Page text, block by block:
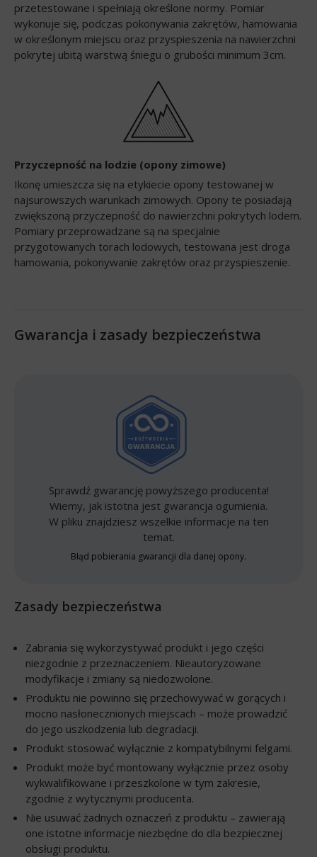
przetestowane i spełniają określone normy. Pomiar
wykonuje się, podczas pokonywania zakrętów, hamowania
w określonym miejscu oraz przyspieszenia na nawierzchni
pokrytej ubitą warstwą śniegu o grubości minimum 3cm.
Przyczepność na lodzie (opony zimowe)
Ikonę umieszcza się na etykiecie opony testowanej w
najsurowszych warunkach zimowych. Opony te posiadają
zwiększoną przyczepność do nawierzchni pokrytych lodem.
Pomiary przeprowadzane są na specjalnie
przygotowanych torach lodowych, testowana jest droga
hamowania, pokonywanie zakrętów oraz przyspieszenie.
Gwarancja i zasady bezpieczeństwa
Sprawdź gwarancję powyższego producenta!
Wiemy, jak istotna jest gwarancja ogumienia.
W pliku znajdziesz wszelkie informacje na ten
temat.
Błąd pobierania gwarancji dla danej opony.
Zasady bezpieczeństwa
Zabrania się wykorzystywać produkt i jego części
niezgodnie z przeznaczeniem. Nieautoryzowane
modyfikacje i zmiany są niedozwolone.
Produktu nie powinno się przechowywać w gorących i
mocno nasłonecznionych miejscach – może prowadzić
do jego uszkodzenia lub degradacji.
Produkt stosować wyłącznie z kompatybilnymi felgami.
Produkt może być montowany wyłącznie przez osoby
wykwalifikowane i przeszkolone w tym zakresie,
zgodnie z wytycznymi producenta.
Nie usuwać żadnych oznaczeń z produktu – zawierają
one istotne informacje niezbędne do dla bezpiecznej
obsługi produktu.